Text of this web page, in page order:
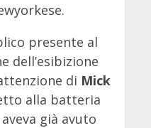
presente al
dell’esibizione
di Mick
alla batteria
già avuto